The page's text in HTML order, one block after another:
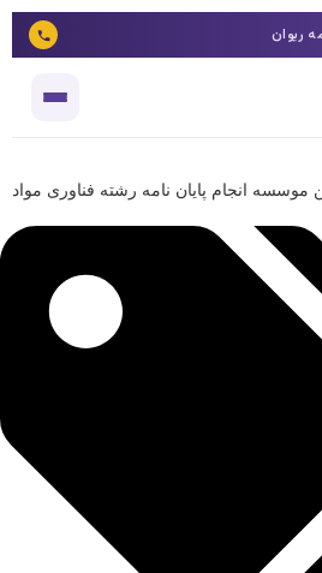
ریوان
موسسه انجام پایان نامه رشته فناوری مواد